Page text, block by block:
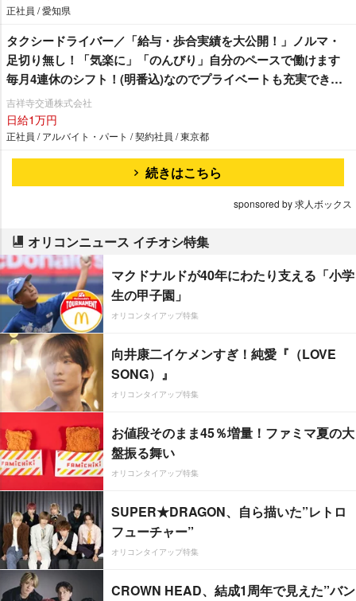
正社員 / 愛知県
タクシードライバー／「給与・歩合実績を大公開！」ノルマ・
足切り無し！「気楽に」「のんびり」自分のペースで働けます
毎月4連休のシフト！(明番込)なのでプライベートも充実できま
す♪
吉祥寺交通株式会社
日給1万円
正社員 / アルバイト・パート / 契約社員 / 東京都
続きはこちら
sponsored by 求人ボックス
オリコンニュース イチオシ特集
マクドナルドが40年にわたり支える「小学
生の甲子園」
オリコンタイアップ特集
向井康二イケメンすぎ！純愛『（LOVE
SONG）』
オリコンタイアップ特集
お値段そのまま45％増量！ファミマ夏の大
盤振る舞い
オリコンタイアップ特集
SUPER★DRAGON、自ら描いた”レトロ
フューチャー”
オリコンタイアップ特集
CROWN HEAD、結成1周年で見えた”バン